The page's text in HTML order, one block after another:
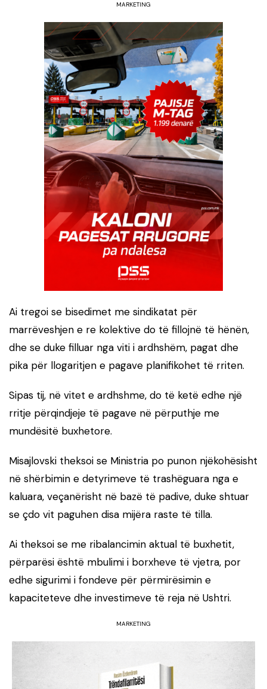
MARKETING
Ai tregoi se bisedimet me sindikatat për
marrëveshjen e re kolektive do të fillojnë të hënën,
dhe se duke filluar nga viti i ardhshëm, pagat dhe
pika për llogaritjen e pagave planifikohet të rriten.
Sipas tij, në vitet e ardhshme, do të ketë edhe një
rritje përqindjeje të pagave në përputhje me
mundësitë buxhetore.
Misajlovski theksoi se Ministria po punon njëkohësisht
në shërbimin e detyrimeve të trashëguara nga e
kaluara, veçanërisht në bazë të padive, duke shtuar
se çdo vit paguhen disa mijëra raste të tilla.
Ai theksoi se me ribalancimin aktual të buxhetit,
përparësi është mbulimi i borxheve të vjetra, por
edhe sigurimi i fondeve për përmirësimin e
kapaciteteve dhe investimeve të reja në Ushtri.
MARKETING